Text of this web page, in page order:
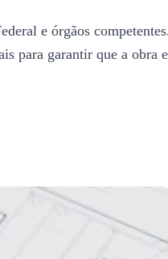
e órgãos
para garantir que a